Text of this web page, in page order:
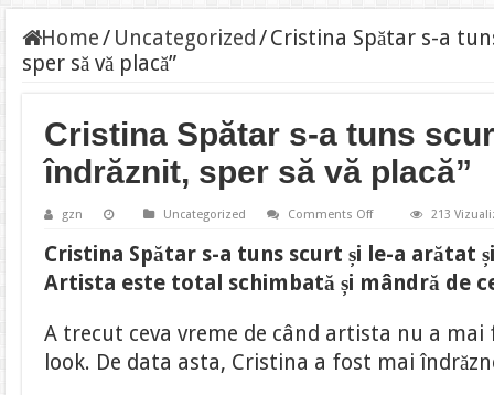
Home/ Uncategorized /Cristina Spătar s-a
sper să vă placă”
Cristina Spătar s-a tuns
îndrăznit, sper să vă placă”
gzn Uncategorized Comments Offon
Spătar
s-
tuns
am
îndrăznit,
sper
să
213
Cristina Spătar s-a tuns scurt și le-a arătat
Artista este total schimbată și mândră de
A trecut ceva vreme de când artista nu a mai
look. De data asta, Cristina a fost mai